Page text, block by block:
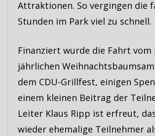
Attraktionen. So vergingen die
Stunden im Park viel zu schnell.
Finanziert wurde die Fahrt vom
jährlichen
dem CDU-Grillfest, einigen
einem kleinen Beitrag der
Leiter Klaus Ripp ist erfreut,
wieder ehemalige Teilnehmer